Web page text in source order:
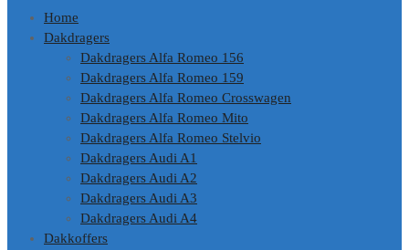
Home
Dakdragers
Dakdragers Alfa Romeo 156
Dakdragers Alfa Romeo 159
Dakdragers Alfa Romeo Crosswagen
Dakdragers Alfa Romeo Mito
Dakdragers Alfa Romeo Stelvio
Dakdragers Audi A1
Dakdragers Audi A2
Dakdragers Audi A3
Dakdragers Audi A4
Dakkoffers